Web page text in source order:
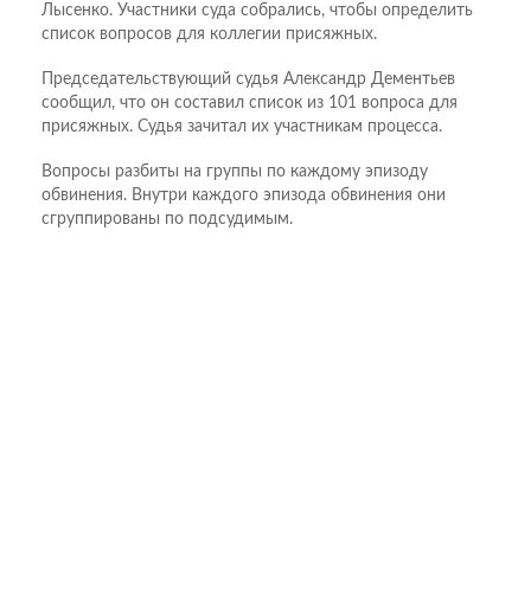
Лысенко. Участники суда собрались, чтобы определить
список вопросов для коллегии присяжных.
Председательствующий судья Александр Дементьев
сообщил, что он составил список из 101 вопроса для
присяжных. Судья зачитал их участникам процесса.
Вопросы разбиты на группы по каждому эпизоду
обвинения. Внутри каждого эпизода обвинения они
сгруппированы по подсудимым.